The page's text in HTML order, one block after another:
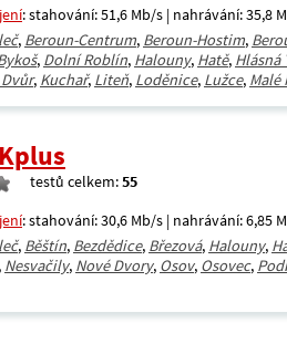
: stahování: 51,6 Mb/s | nahrávání: 35,8
, Beroun-Centrum, Beroun-Hostim,
, Dolní Roblín, Halouny, Hatě, Hlásná
, Kuchař, Liteň, Loděnice, Lužce, Malé
testů celkem:55
: stahování: 30,6 Mb/s | nahrávání: 6,85
, Běštín, Bezdědice, Březová, Halouny,
Nesvačily, Nové Dvory, Osov, Osovec,